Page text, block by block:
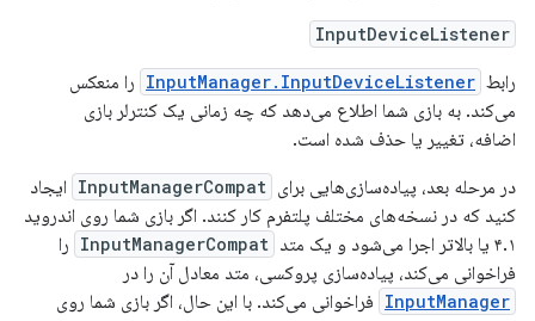
InputDeviceListener
رابط InputManager.InputDeviceListener را منعکس
می‌کند. به بازی شما اطلاع می‌دهد که چه زمانی یک کنترلر بازی
اضافه، تغییر یا حذف شده است.
در مرحله بعد، پیاده‌سازی‌هایی برای InputManagerCompat ایجاد
کنید که در نسخه‌های مختلف پلتفرم کار کنند. اگر بازی شما روی اندروید
۴.۱ یا بالاتر اجرا می‌شود و یک متد
InputManagerCompat را
فراخوانی می‌کند، پیاده‌سازی پروکسی، متد معادل آن را در
InputManager فراخوانی می‌کند. با این حال، اگر بازی شما روی